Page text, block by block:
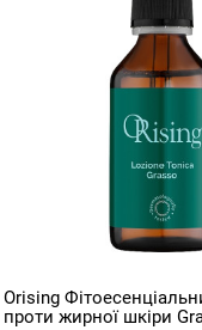
Orising
проти жирної шкіри